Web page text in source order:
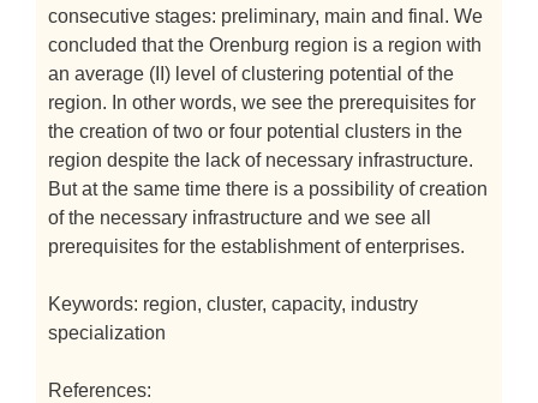
consecutive stages: preliminary, main and final. We
concluded that the Orenburg region is a region with
an average (II) level of clustering potential of the
region. In other words, we see the prerequisites for
the creation of two or four potential clusters in the
region despite the lack of necessary infrastructure.
But at the same time there is a possibility of creation
of the necessary infrastructure and we see all
prerequisites for the establishment of enterprises.
Keywords: region, cluster, capacity, industry
specialization
References: